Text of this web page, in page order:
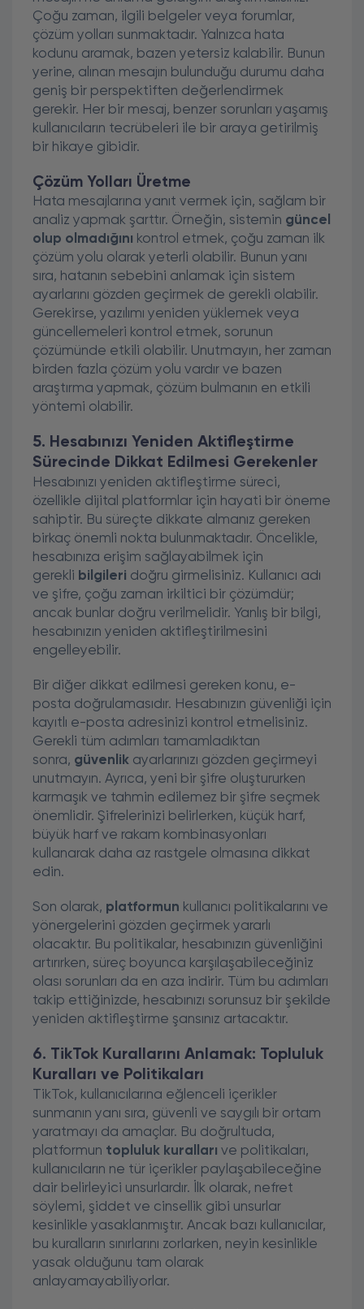
Çoğu zaman, ilgili belgeler veya forumlar,
çözüm yolları sunmaktadır. Yalnızca hata
kodunu aramak, bazen yetersiz kalabilir. Bunun
yerine, alınan mesajın bulunduğu durumu daha
geniş bir perspektiften değerlendirmek
gerekir. Her bir mesaj, benzer sorunları yaşamış
kullanıcıların tecrübeleri ile bir araya getirilmiş
bir hikaye gibidir.
Çözüm Yolları Üretme
Hata mesajlarına yanıt vermek için, sağlam bir
analiz yapmak şarttır. Örneğin, sistemin güncel
olup olmadığını kontrol etmek, çoğu zaman ilk
çözüm yolu olarak yeterli olabilir. Bunun yanı
sıra, hatanın sebebini anlamak için sistem
ayarlarını gözden geçirmek de gerekli olabilir.
Gerekirse, yazılımı yeniden yüklemek veya
güncellemeleri kontrol etmek, sorunun
çözümünde etkili olabilir. Unutmayın, her zaman
birden fazla çözüm yolu vardır ve bazen
araştırma yapmak, çözüm bulmanın en etkili
yöntemi olabilir.
5. Hesabınızı Yeniden Aktifleştirme
Sürecinde Dikkat Edilmesi Gerekenler
Hesabınızı yeniden aktifleştirme süreci,
özellikle dijital platformlar için hayati bir öneme
sahiptir. Bu süreçte dikkate almanız gereken
birkaç önemli nokta bulunmaktadır. Öncelikle,
hesabınıza erişim sağlayabilmek için
gerekli bilgileri doğru girmelisiniz. Kullanıcı adı
ve şifre, çoğu zaman irkiltici bir çözümdür;
ancak bunlar doğru verilmelidir. Yanlış bir bilgi,
hesabınızın yeniden aktifleştirilmesini
engelleyebilir.
Bir diğer dikkat edilmesi gereken konu, e-
posta doğrulamasıdır. Hesabınızın güvenliği için
kayıtlı e-posta adresinizi kontrol etmelisiniz.
Gerekli tüm adımları tamamladıktan
sonra, güvenlik ayarlarınızı gözden geçirmeyi
unutmayın. Ayrıca, yeni bir şifre oluştururken
karmaşık ve tahmin edilemez bir şifre seçmek
önemlidir. Şifrelerinizi belirlerken, küçük harf,
büyük harf ve rakam kombinasyonları
kullanarak daha az rastgele olmasına dikkat
edin.
Son olarak, platformun kullanıcı politikalarını ve
yönergelerini gözden geçirmek yararlı
olacaktır. Bu politikalar, hesabınızın güvenliğini
artırırken, süreç boyunca karşılaşabileceğiniz
olası sorunları da en aza indirir. Tüm bu adımları
takip ettiğinizde, hesabınızı sorunsuz bir şekilde
yeniden aktifleştirme şansınız artacaktır.
6. TikTok Kurallarını Anlamak: Topluluk
Kuralları ve Politikaları
TikTok, kullanıcılarına eğlenceli içerikler
sunmanın yanı sıra, güvenli ve saygılı bir ortam
yaratmayı da amaçlar. Bu doğrultuda,
platformun topluluk kuralları ve politikaları,
kullanıcıların ne tür içerikler paylaşabileceğine
dair belirleyici unsurlardır. İlk olarak, nefret
söylemi, şiddet ve cinsellik gibi unsurlar
kesinlikle yasaklanmıştır. Ancak bazı kullanıcılar,
bu kuralların sınırlarını zorlarken, neyin kesinlikle
yasak olduğunu tam olarak
anlayamayabiliyorlar.